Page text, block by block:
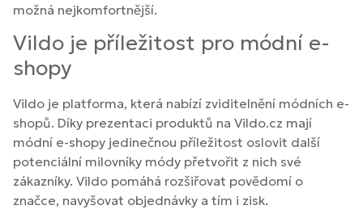
možná nejkomfortnější.
Vildo je příležitost pro módní e-
shopy
Vildo je platforma, která nabízí zviditelnění módních e-
shopů. Díky prezentaci produktů na Vildo.cz mají
módní e-shopy jedinečnou příležitost oslovit další
potenciální milovníky módy přetvořit z nich své
zákazníky. Vildo pomáhá rozšiřovat povědomí o
značce, navyšovat objednávky a tím i zisk.